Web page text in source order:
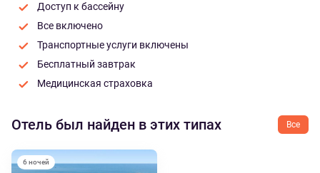
Доступ к бассейну
Все включено
Транспортные услуги включены
Бесплатный завтрак
Медицинская страховка
Отель был найден в этих типах Все
6 ночей